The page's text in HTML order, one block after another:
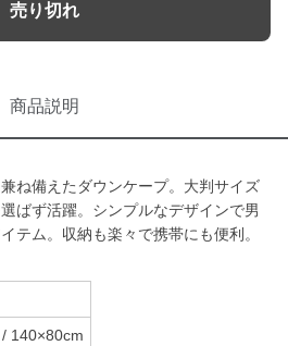
売り切れ
商品説明
ね備えたダウンケープ。大判サイズ
ばず活躍。シンプルなデザインで男
テム。収納も楽々で携帯にも便利。
140×80cm